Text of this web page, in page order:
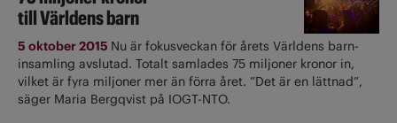
till Världens barn
5 oktober 2015 Nu är fokusveckan för årets Världens barn-
insamling avslutad. Totalt samlades 75 miljoner kronor in,
vilket är fyra miljoner mer än förra året. ”Det är en lättnad”,
säger Maria Bergqvist på IOGT-NTO.